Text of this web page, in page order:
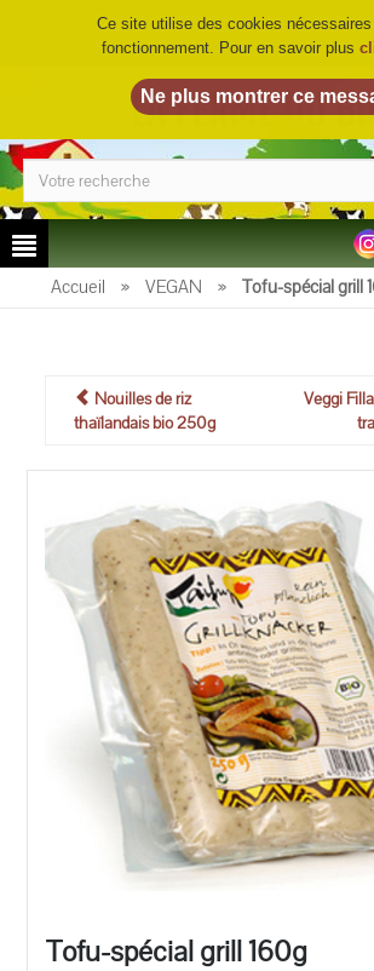
LA FERME DU
Accueil » VEGAN » Tofu-spécial grill
Nouilles de riz
thaïlandais bio 250g
Veggi
Tofu-spécial grill 160g
Ce site utilise des cookies
fonctionnement. Pour en savoir plus